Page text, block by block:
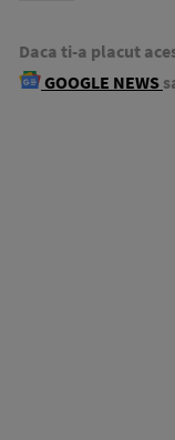
Daca ti-a placut
GOOGLE NEWS